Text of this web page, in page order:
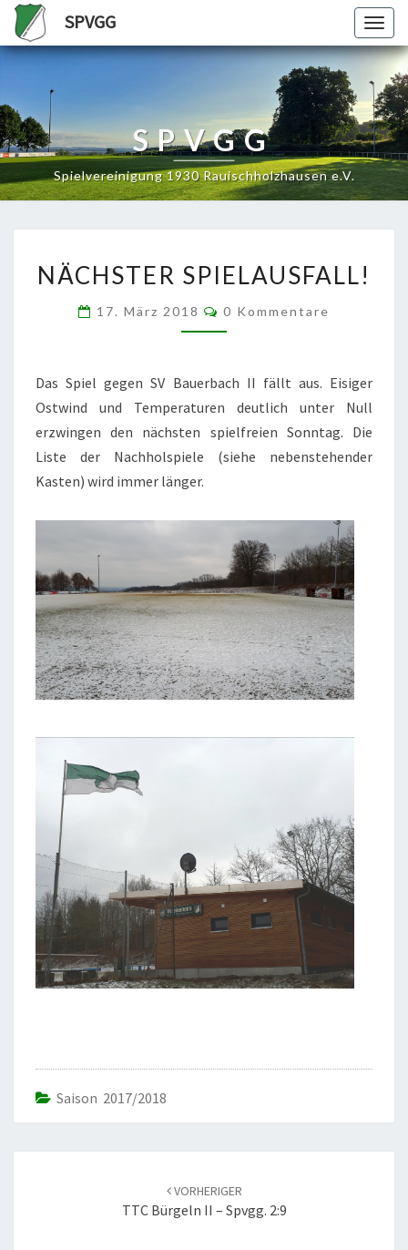
SPVGG
SPVGG
Spielvereinigung 1930 Rauischholzhausen e.V.
SPIELAUSFALL!
NÄCHSTER SPIELAUSFALL!
17. März 2018 Kommentare
0 Kommentare
Das Spiel gegen SV Bauerbach II fällt aus. Eisiger
Ostwind und Temperaturen deutlich unter Null
erzwingen den nächsten spielfreien Sonntag. Die
Liste der Nachholspiele (siehe nebenstehender
Kasten) wird immer länger.
Saison 2017/2018
VORHERIGER
TTC Bürgeln II – Spvgg. 2:9